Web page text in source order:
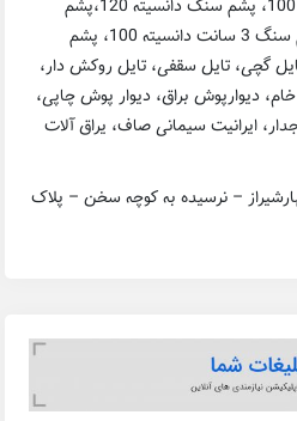
دانسیته 80، پشم سنگ دانسیته 100، پشم سنگ دانسیته 120،پشم
سنگ 3 سانت دانسیته 80، پشم سنگ 3 سانت دانسیته 100، پشم
سانت دانسیته 120، تایل گچی، تایل سقفی، تایل روکش دار،
دیوارپوش براق، دیوار پوش چاپی،
ایرانیت سیمانی صاف، یراق آلات
– نرسیده به کوچه سخن – پلاک